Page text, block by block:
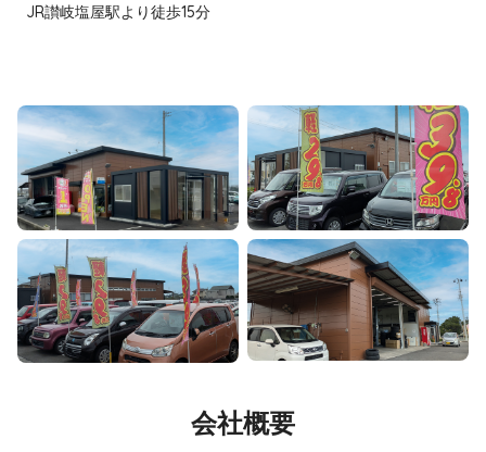
JR讃岐塩屋駅より徒歩15分
会社概要